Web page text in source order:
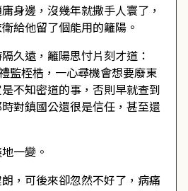
身邊，沒幾年就撒手人寰了，
給他留了個能用的籬陽。
久遠，籬陽思忖片刻才道：
監桎梏，一心尋機會想要廢東
不知密道的事，否則早就查到
對鎮國公還很是信任，甚至還
一變。
，可後來卻忽然不好了，病痛